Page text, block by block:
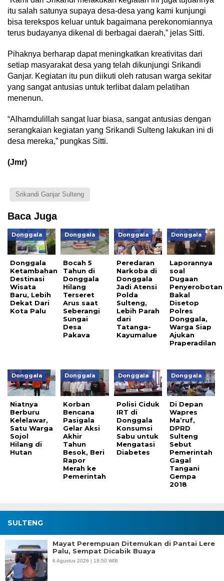
itu salah satunya supaya desa-desa yang kami kunjungi
bisa terekspos keluar untuk bagaimana perekonomiannya
terus budayanya dikenal di berbagai daerah,” jelas Sitti.
Pihaknya berharap dapat meningkatkan kreativitas dari
setiap masyarakat desa yang telah dikunjungi Srikandi
Ganjar. Kegiatan itu pun diikuti oleh ratusan warga sekitar
yang sangat antusias untuk terlibat dalam pelatihan
menenun.
“Alhamdulillah sangat luar biasa, sangat antusias dengan
serangkaian kegiatan yang Srikandi Sulteng lakukan ini di
desa mereka,” pungkas Sitti.
(Jmr)
Srikandi Ganjar Sulteng
Baca Juga
Donggala
Donggala
Ketambahan
Destinasi
Wisata
Baru, Lebih
Dekat Dari
Kota Palu
Donggala
Bocah 5
Tahun di
Donggala
Hilang
Terseret
Arus saat
Seberangi
Sungai
Desa
Pakava
Donggala
Peredaran
Narkoba di
Donggala
Jadi Atensi
Polda
Sulteng,
Lebih Parah
dari
Tatanga-
Kayumalue
Donggala
Laporannya
soal
Dugaan
Penyerobotan
Bakal
Disetop
Polres
Donggala,
Warga Siap
Ajukan
Praperadilan
Donggala
Niatnya
Berburu
Kelelawar,
Satu Warga
Sojol
Hilang di
Hutan
Donggala
Korban
Bencana
Pasigala
Gelar Aksi
Akhir
Tahun
Besok, Beri
Rapor
Merah ke
Pemerintah
Donggala
Polisi Ciduk
IRT di
Donggala
Konsumsi
Sabu untuk
Mengatasi
Diabetes
Donggala
Di Depan
Wapres
Ma’ruf,
DPRD
Sulteng
Sebut
Pemerintah
Gagal
Tangani
Gempa
2018
SULTENG
Mayat Perempuan Ditemukan di Pantai Lere
Palu, Sempat Dicabik Buaya
6 Agustus 2026 | 18:50 WIB